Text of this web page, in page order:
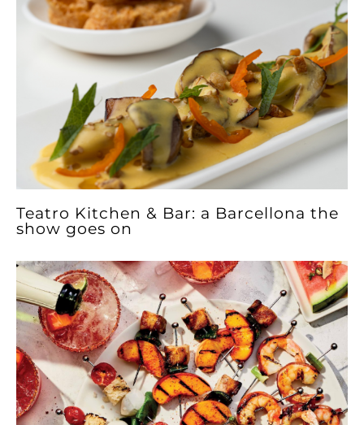
Teatro Kitchen & Bar: a Barcellona the
show goes on